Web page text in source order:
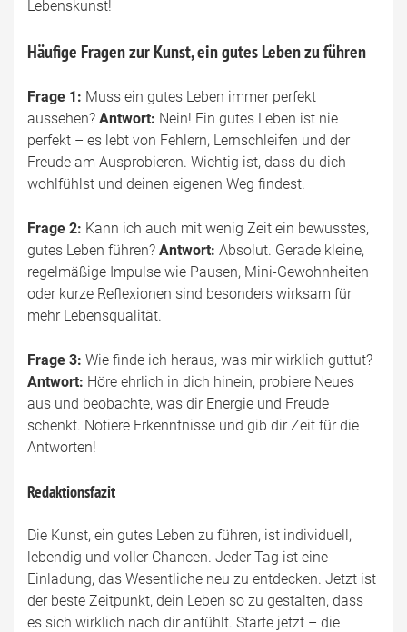
Lebenskunst!
Häufige Fragen zur Kunst, ein gutes Leben zu führen
Frage 1: Muss ein gutes Leben immer perfekt
aussehen? Antwort: Nein! Ein gutes Leben ist nie
perfekt – es lebt von Fehlern, Lernschleifen und der
Freude am Ausprobieren. Wichtig ist, dass du dich
wohlfühlst und deinen eigenen Weg findest.
Frage 2: Kann ich auch mit wenig Zeit ein bewusstes,
gutes Leben führen? Antwort: Absolut. Gerade kleine,
regelmäßige Impulse wie Pausen, Mini-Gewohnheiten
oder kurze Reflexionen sind besonders wirksam für
mehr Lebensqualität.
Frage 3: Wie finde ich heraus, was mir wirklich guttut?
Antwort: Höre ehrlich in dich hinein, probiere Neues
aus und beobachte, was dir Energie und Freude
schenkt. Notiere Erkenntnisse und gib dir Zeit für die
Antworten!
Redaktionsfazit
Die Kunst, ein gutes Leben zu führen, ist individuell,
lebendig und voller Chancen. Jeder Tag ist eine
Einladung, das Wesentliche neu zu entdecken. Jetzt ist
der beste Zeitpunkt, dein Leben so zu gestalten, dass
es sich wirklich nach dir anfühlt. Starte jetzt – die